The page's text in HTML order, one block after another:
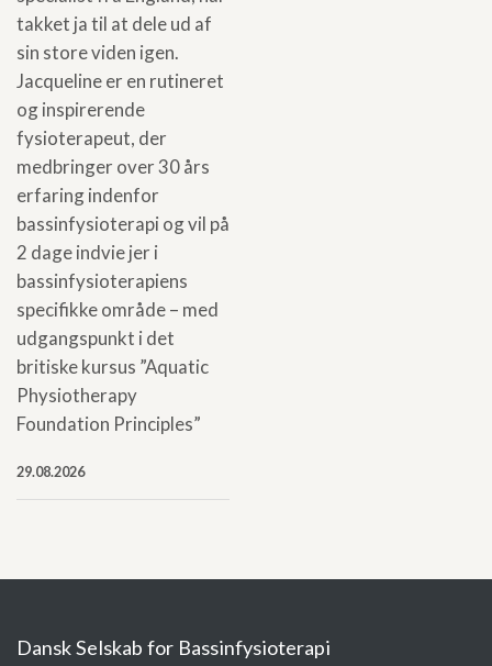
takket ja til at dele ud af
sin store viden igen.
Jacqueline er en rutineret
og inspirerende
fysioterapeut, der
medbringer over 30 års
erfaring indenfor
bassinfysioterapi og vil på
2 dage indvie jer i
bassinfysioterapiens
specifikke område – med
udgangspunkt i det
britiske kursus ”Aquatic
Physiotherapy
Foundation Principles”
29.08.2026
Dansk Selskab for Bassinfysioterapi